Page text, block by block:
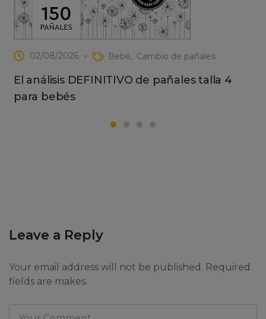
02/08/2026 Bebé Cambio de pañales
El análisis DEFINITIVO de pañales talla 4
para bebés
Leave a Reply
Your email address will not be published. Required
fields are makes.